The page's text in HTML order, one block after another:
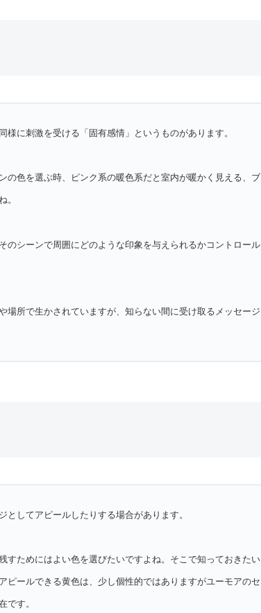
に刺激を受ける「固有感情」というものがあります。
の色を選ぶ時、ピンク系の暖色系だと室内が暖かく見える、ブ
。
のシーンで周囲にどのような印象を与えられるかコントロール
所で生かされていますが、知らない間に受け取るメッセージ
してアピールしたりする場合があります。
すためにはよい色を選びたいですよね。そこで知っておきたい
ールできる黄色は、少し個性的ではありますがユーモアのセ
です。